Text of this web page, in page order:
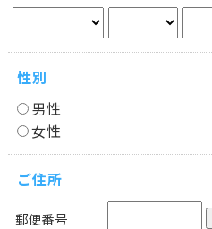
性別
男性
女性
ご住所
郵便番号